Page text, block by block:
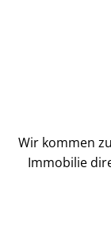
Wir kommen
Immobilie